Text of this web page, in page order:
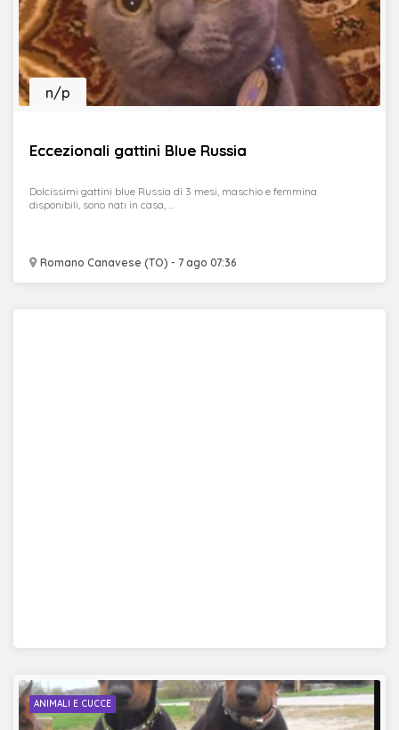
Eccezionali gattini Blue Russia
Romano Canavese (TO) - 7 ago 07:36
n/p
Dolcissimi gattini blue Russia di 3 mesi, maschio e femmina
disponibili, sono nati in casa, ...
ANIMALI E CUCCE